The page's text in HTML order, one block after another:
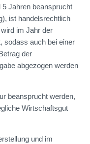
Jahren beansprucht
ist handelsrechtlich
im Jahr der
sodass auch bei einer
der
abgezogen werden
beansprucht werden,
Wirtschaftsgut
und im